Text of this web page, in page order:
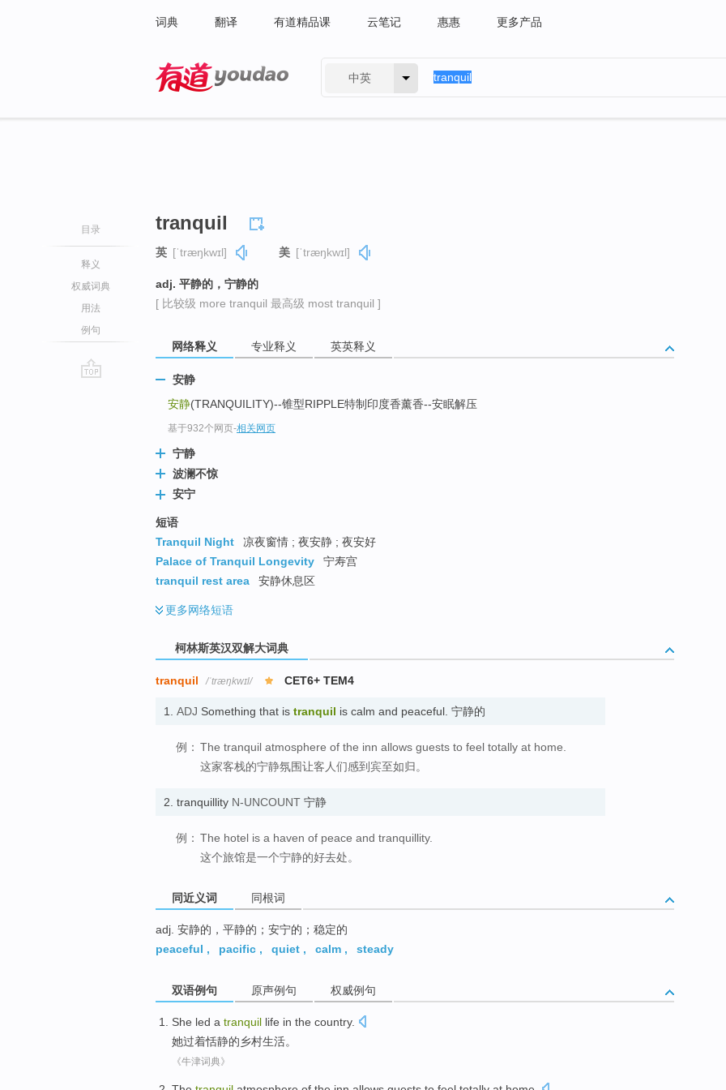
词典 翻译 有道精品课 云笔记 惠惠 更多产品
中英
目录
释义
权威词典
用法
例句
tranquil
英 [ˈtræŋkwɪl] 美 [ˈtræŋkwɪl]
adj. 平静的，宁静的
[ 比较级 more tranquil 最高级 most tranquil ]
网络释义 专业释义 英英释义
安静
安静(TRANQUILITY)--锥型RIPPLE特制印度香薰香--安眠解压
基于932个网页-相关网页
宁静
波澜不惊
安宁
短语
Tranquil Night
凉夜窗情 ; 夜安静 ; 夜安好
Palace of Tranquil Longevity
宁寿宫
tranquil rest area
安静休息区
更多网络短语
柯林斯英汉双解大词典
tranquil /ˈtræŋkwɪl/ CET6+ TEM4
1. ADJ Something that is tranquil is calm and peaceful. 宁静的
例： The tranquil atmosphere of the inn allows guests to feel totally at home.
这家客栈的宁静氛围让客人们感到宾至如归。
2. tranquillity N-UNCOUNT 宁静
例： The hotel is a haven of peace and tranquillity.
这个旅馆是一个宁静的好去处。
同近义词 同根词
adj. 安静的，平静的；安宁的；稳定的
peaceful , pacific , quiet , calm , steady
双语例句 原声例句 权威例句
She led a tranquil life in the country.
她过着恬静的乡村生活。
《牛津词典》